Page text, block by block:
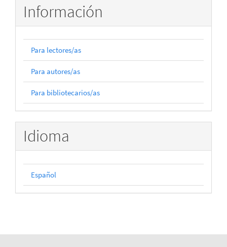
Información
Para lectores/as
Para autores/as
Para bibliotecarios/as
Idioma
Español